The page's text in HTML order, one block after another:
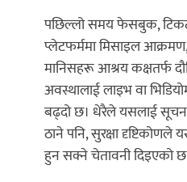
पछिल्लो समय फेसबुक,
प्लेटफर्ममा मिसाइल
मानिसहरू आश्रय कक्षतर्फ
अवस्थालाई लाइभ वा
बढ्दो छ। धेरैले यसलाई
ठाने पनि, सुरक्षा दृष्टिकोणले
हुन सक्ने चेतावनी दिइएको